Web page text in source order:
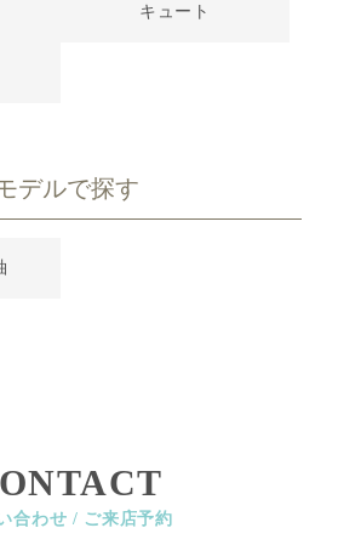
キュート
デルで探す
合わせ / ご来店予約